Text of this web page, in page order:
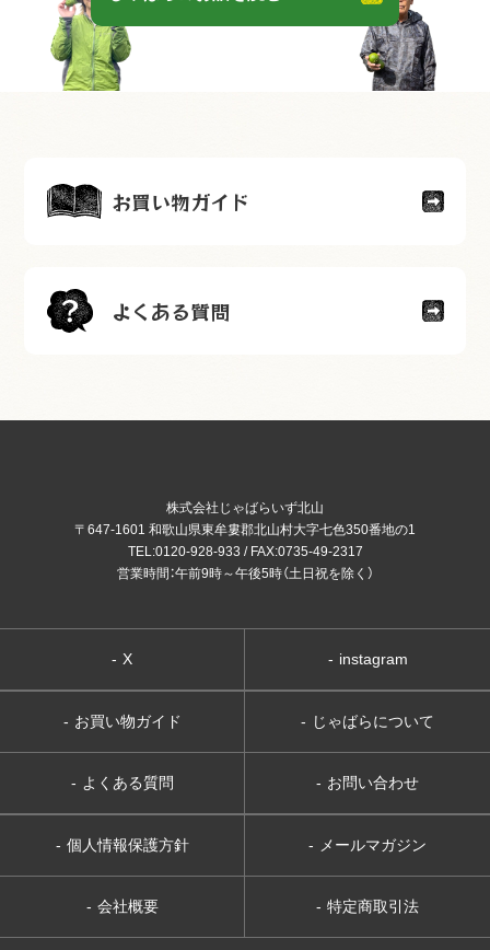
お買い物ガイド
よくある質問
株式会社じゃばらいず北山
〒647-1601 和歌山県東牟婁郡北山村大字七色350番地の1
TEL:0120-928-933 / FAX:0735-49-2317
営業時間：午前9時～午後5時（土日祝を除く）
- instagram
- X
- じゃばらについて
- お買い物ガイド
- お問い合わせ
- よくある質問
- メールマガジン
- 個人情報保護方針
- 特定商取引法
- 会社概要